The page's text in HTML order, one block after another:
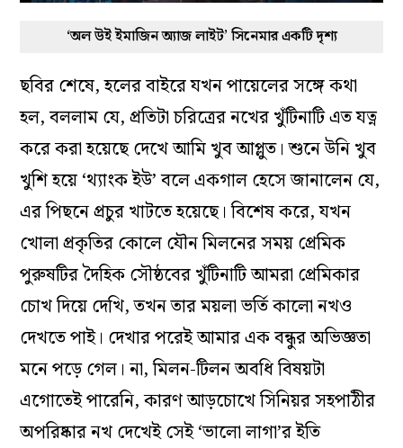
‘অল উই ইমাজিন অ্যাজ লাইট’ সিনেমার একটি দৃশ্য
ছবির শেষে, হলের বাইরে যখন পায়েলের সঙ্গে কথা
হল, বললাম যে, প্রতিটা চরিত্রের নখের খুঁটিনাটি এত যত্ন
করে করা হয়েছে দেখে আমি খুব আপ্লুত। শুনে উনি খুব
খুশি হয়ে ‘থ্যাংক ইউ’ বলে একগাল হেসে জানালেন যে,
এর পিছনে প্রচুর খাটতে হয়েছে। বিশেষ করে, যখন
খোলা প্রকৃতির কোলে যৌন মিলনের সময় প্রেমিক
পুরুষটির দৈহিক সৌষ্ঠবের খুঁটিনাটি আমরা প্রেমিকার
চোখ দিয়ে দেখি, তখন তার ময়লা ভর্তি কালো নখও
দেখতে পাই। দেখার পরেই আমার এক বন্ধুর অভিজ্ঞতা
মনে পড়ে গেল। না, মিলন-টিলন অবধি বিষয়টা
এগোতেই পারেনি, কারণ আড়চোখে সিনিয়র সহপাঠীর
অপরিষ্কার নখ দেখেই সেই ‘ভালো লাগা’র ইতি